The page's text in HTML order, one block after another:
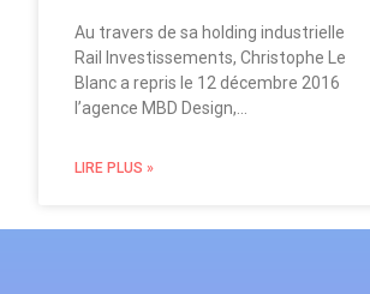
Au travers de sa holding industrielle
Rail Investissements, Christophe Le
Blanc a repris le 12 décembre 2016
l’agence MBD Design,…
LIRE PLUS »